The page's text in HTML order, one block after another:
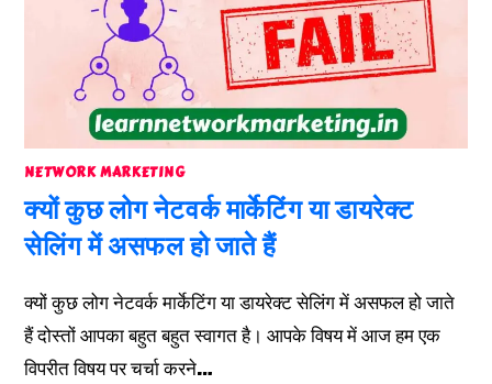
NETWORK MARKETING
क्यों कुछ लोग नेटवर्क मार्केटिंग या डायरेक्ट
सेलिंग में असफल हो जाते हैं
क्यों कुछ लोग नेटवर्क मार्केटिंग या डायरेक्ट सेलिंग में असफल हो जाते
हैं दोस्तों आपका बहुत बहुत स्वागत है। आपके विषय में आज हम एक
विपरीत विषय पर चर्चा करने…